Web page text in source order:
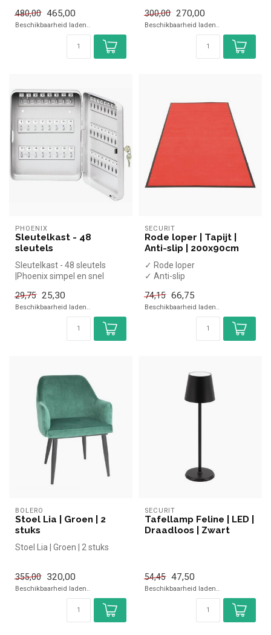
480,00 465,00
Beschikbaarheid laden..
300,00 270,00
Beschikbaarheid laden..
PHOENIX
Sleutelkast - 48
sleutels
Sleutelkast - 48 sleutels
|Phoenix simpel en snel
Overz...
29,75 25,30
Beschikbaarheid laden..
SECURIT
Rode loper | Tapijt |
Anti-slip | 200x90cm
✓ Rode loper
✓ Anti-slip
74,15 66,75
Beschikbaarheid laden..
BOLERO
Stoel Lia | Groen | 2
stuks
Stoel Lia | Groen | 2 stuks
355,00 320,00
Beschikbaarheid laden..
SECURIT
Tafellamp Feline | LED |
Draadloos | Zwart
54,45 47,50
Beschikbaarheid laden..